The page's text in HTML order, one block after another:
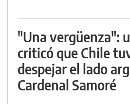
"Una vergüenza":
criticó que Chile
despejar el lado
Cardenal Samoré